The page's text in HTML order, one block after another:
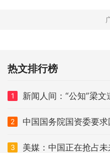
热文排行榜
1 新闻人间：“公知”梁文
2 中国国务院国资委要
3 美媒：中国正在抢占